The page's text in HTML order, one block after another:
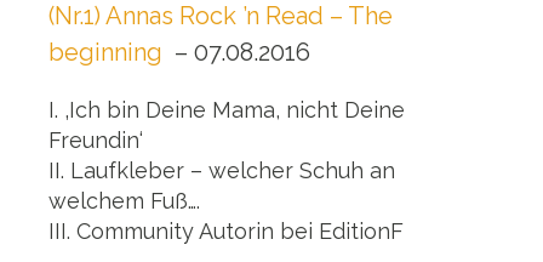
(Nr.1) Annas Rock ’n Read – The
beginning – 07.08.2016
I. ‚Ich bin Deine Mama, nicht Deine
Freundin‘
II. Laufkleber – welcher Schuh an
welchem Fuß….
III. Community Autorin bei EditionF